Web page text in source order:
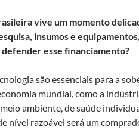
vive um momento
insumos e
esse financiamento?
são essenciais para a
mundial, como a
ambiente, de saúde
nível razoável será um